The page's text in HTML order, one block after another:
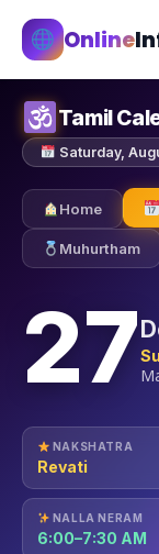
Online
Tamil
Saturday,
Home
Muhurtham
27
NAKSHATRA
Revati
NALLA NERAM
6:00–7:30 AM